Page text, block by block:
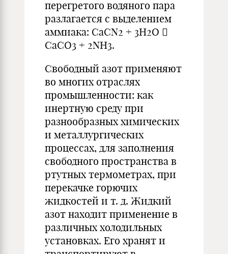
перегретого водяного пара
разлагается с выделением
аммиака: CaCN2 + 3H2O 
CaCO3 + 2NH3.
Cвободный азот применяют
во многих отраслях
промышленности: как
инертную среду при
разнообразных химических
и металлургических
процессах, для заполнения
свободного пространства в
ртутных термометрах, при
перекачке горючих
жидкостей и т. д. Жидкий
азот находит применение в
различных холодильных
установках. Его хранят и